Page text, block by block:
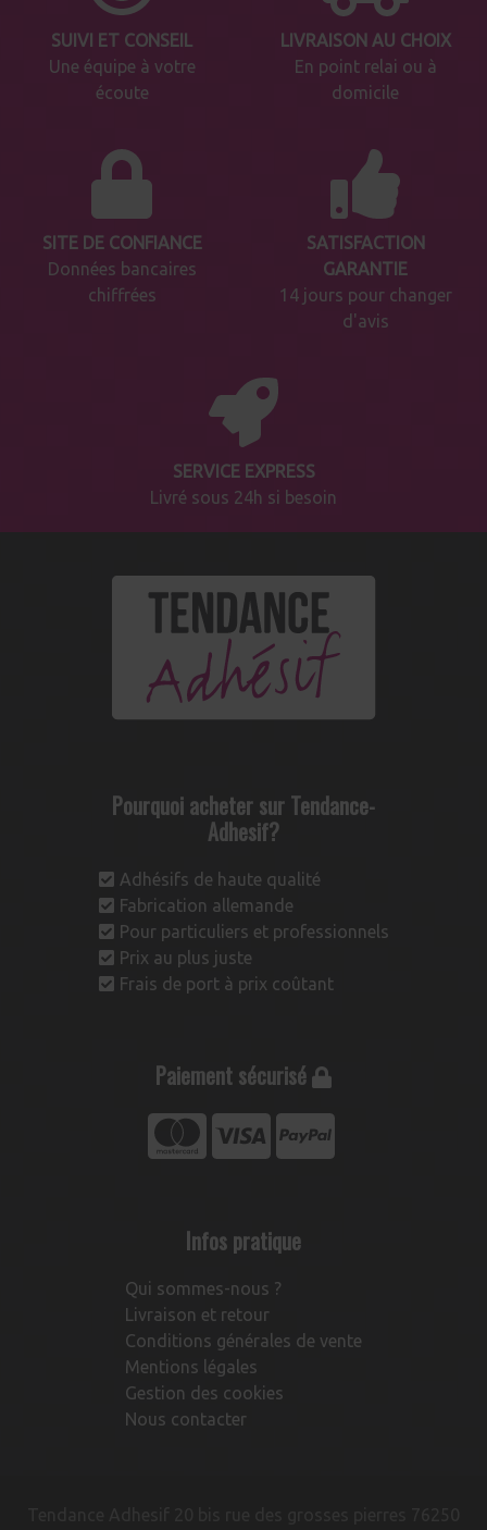
SUIVI ET CONSEIL
Une équipe à votre
écoute
LIVRAISON AU CHOIX
En point relai ou à
domicile
SITE DE CONFIANCE
Données bancaires
chiffrées
SATISFACTION
GARANTIE
14 jours pour changer
d'avis
SERVICE EXPRESS
Livré sous 24h si besoin
Pourquoi acheter sur Tendance-
Adhesif?
Adhésifs de haute qualité
Fabrication allemande
Pour particuliers et professionnels
Prix au plus juste
Frais de port à prix coûtant
Paiement sécurisé
Infos pratique
Qui sommes-nous ?
Livraison et retour
Conditions générales de vente
Mentions légales
Gestion des cookies
Nous contacter